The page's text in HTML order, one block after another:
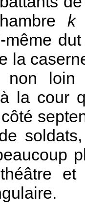
k
même
la
non loin
la cour
et